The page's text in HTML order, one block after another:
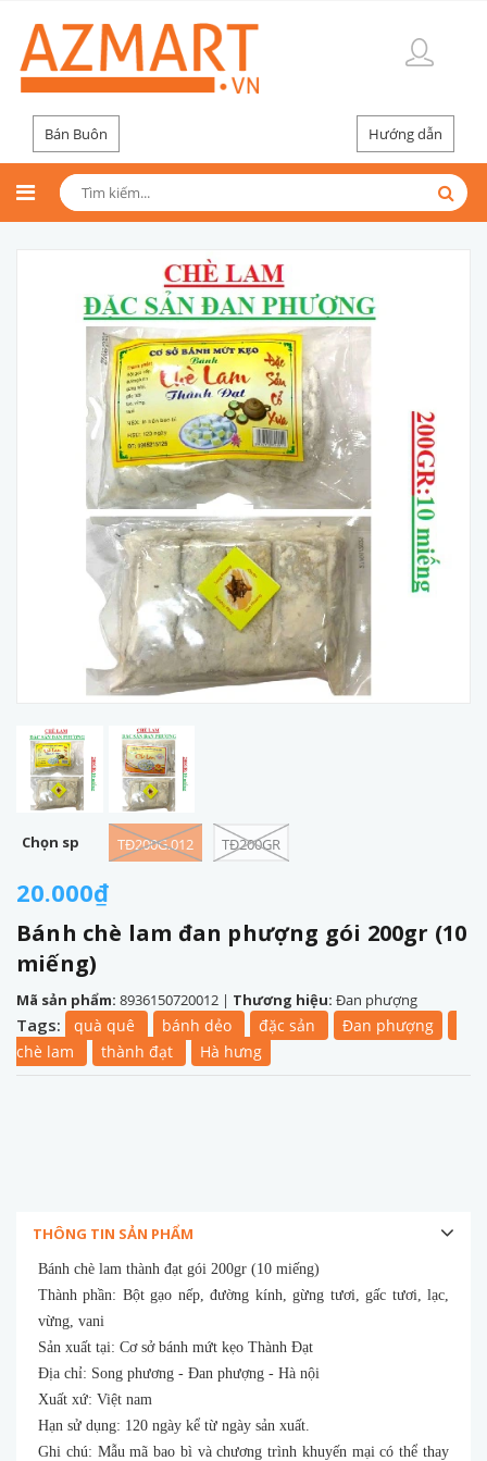
Bán Buôn Hướng dẫn
20.000₫
Bánh chè lam đan phượng gói 200gr (10
miếng)
Mã sản phẩm: 8936150720012 | Thương hiệu: Đan phượng
Chọn sp TĐ200G.012 TĐ200GR
Tags: quà quê bánh dẻo đặc sản
Đan phượng
chè lam
thành đạt Hà hưng
THÔNG TIN SẢN PHẨM
Bánh chè lam thành đạt gói 200gr (10 miếng)
Thành phần: Bột gạo nếp, đường kính, gừng tươi, gấc tươi, lạc,
vừng, vani
Sản xuất tại: Cơ sở bánh mứt kẹo Thành Đạt
Địa chỉ: Song phương - Đan phượng - Hà nội
Xuất xứ: Việt nam
Hạn sử dụng: 120 ngày kể từ ngày sản xuất.
Ghi chú: Mẫu mã bao bì và chương trình khuyến mại có thể thay